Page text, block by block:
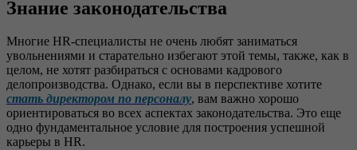
Знание законодательства
Многие HR-специалисты не очень любят заниматься
увольнениями и старательно избегают этой темы, также, как в
целом, не хотят разбираться с основами кадрового
делопроизводства. Однако, если вы в перспективе хотите
стать директором по персоналу, вам важно хорошо
ориентироваться во всех аспектах законодательства. Это еще
одно фундаментальное условие для построения успешной
карьеры в HR.